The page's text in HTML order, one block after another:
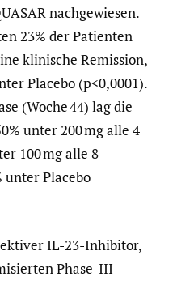
nachgewiesen.
23% der Patienten
klinische Remission,
Placebo (p<0,0001).
(Woche 44) lag die
unter 200 mg alle 4
100 mg alle 8
unter Placebo
IL-23-Inhibitor,
Phase-III-